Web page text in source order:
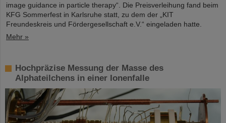
image guidance in particle therapy“. Die Preisverleihung fand beim
KFG Sommerfest in Karlsruhe statt, zu dem der „KIT
Freundeskreis und Fördergesellschaft e.V.“ eingeladen hatte.
Mehr »
Hochpräzise Messung der Masse des
Alphateilchens in einer Ionenfalle